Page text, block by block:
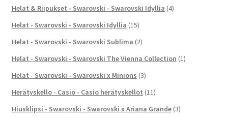
Helat & Riipukset - Swarovski - Swarovski Idyllia (4)
Helat - Swarovski - Swarovski Idyllia (15)
Helat - Swarovski - Swarovski Sublima (2)
Helat - Swarovski - Swarovski The Vienna Collection (1)
Helat - Swarovski - Swarovski x Minions (3)
Herätyskello - Casio - Casio herätyskellot (11)
Hiusklipsi - Swarovski - Swarovski x Ariana Grande (3)